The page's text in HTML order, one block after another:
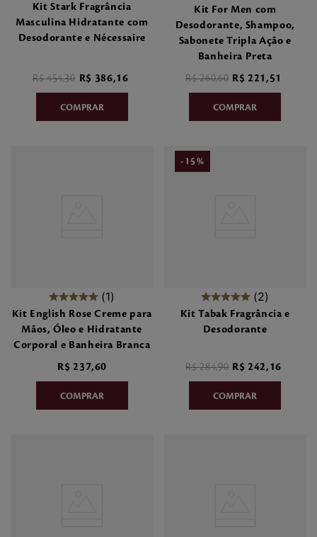
Kit Stark Fragrância
Masculina Hidratante com
Desodorante e Nécessaire
R$ 454,30 R$ 386,16
Kit For Men com
Desodorante, Shampoo,
Sabonete Tripla Ação e
Banheira Preta
R$ 260,60 R$ 221,51
1
Kit English Rose Creme para
Mãos, Óleo e Hidratante
Corporal e Banheira Branca
R$ 237,60
- 15%
2
Kit Tabak Fragrância e
Desodorante
R$ 284,90 R$ 242,16